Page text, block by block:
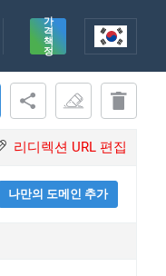
가
격
책
정
리디렉션 URL 편집
나만의 도메인 추가